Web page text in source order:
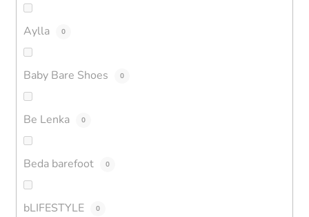
Aylla 0
Baby Bare Shoes 0
Be Lenka 0
Beda barefoot 0
bLIFESTYLE 0